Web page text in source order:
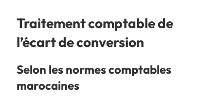
Traitement comptable de
l’écart de conversion
Selon les normes comptables
marocaines